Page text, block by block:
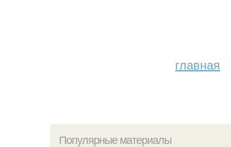
главная
Популярные материалы